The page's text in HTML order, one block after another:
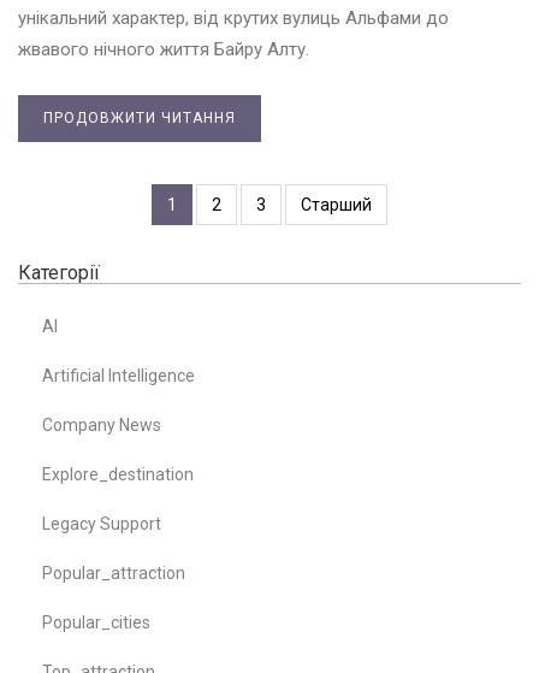
унікальний характер, від крутих вулиць Альфами до
жвавого нічного життя Байру Алту.
ПРОДОВЖИТИ ЧИТАННЯ
1 2 3 Старший
Категорії
AI
Artificial Intelligence
Company News
Explore_destination
Legacy Support
Popular_attraction
Popular_cities